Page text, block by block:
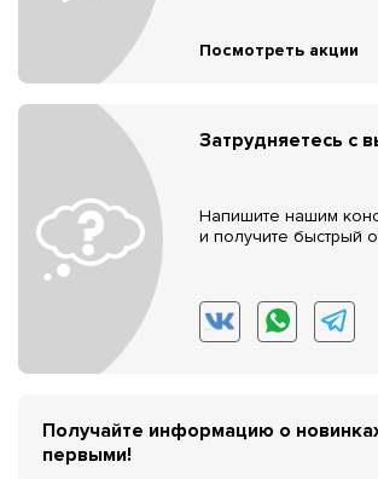
Посмотреть акции
Затрудняетесь с
Напишите нашим
и получите быстрый
Получайте информацию о
первыми!